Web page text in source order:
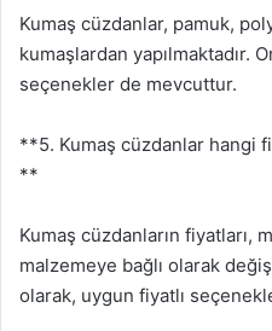
Kumaş cüzdanlar, pamuk,
kumaşlardan yapılmaktadır.
seçenekler de mevcuttur.
**5. Kumaş cüzdanlar hangi
**
Kumaş cüzdanların fiyatları,
malzemeye bağlı olarak
olarak, uygun fiyatlı